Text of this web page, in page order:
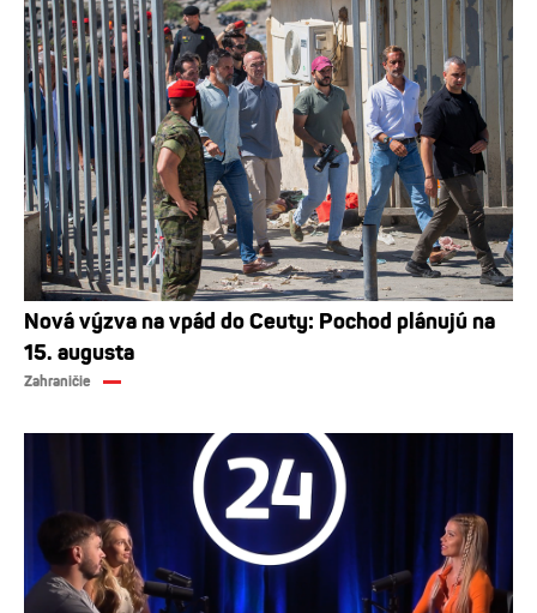
Nová výzva na vpád do Ceuty: Pochod plánujú na
15. augusta
Zahraničie